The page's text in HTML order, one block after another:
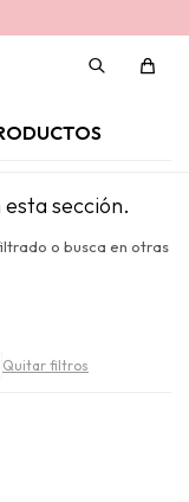
esta sección.
o busca en otras
Quitar filtros